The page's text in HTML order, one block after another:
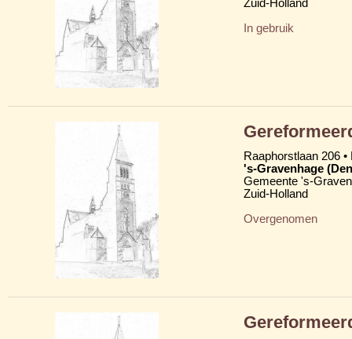
Zuid-Holland
In gebruik
Raaphorstlaan 206
's-Gravenhage
Gemeente 's-
Zuid-Holland
Overgenomen